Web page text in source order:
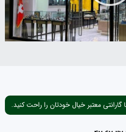
معتبر خیال خودتان را راحت کنید.